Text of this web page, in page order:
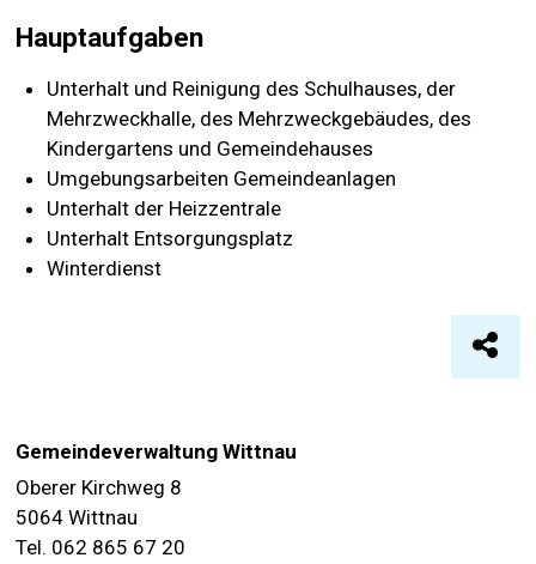
Hauptaufgaben
Unterhalt und Reinigung des Schulhauses, der
Mehrzweckhalle, des Mehrzweckgebäudes, des
Kindergartens und Gemeindehauses
Umgebungsarbeiten Gemeindeanlagen
Unterhalt der Heizzentrale
Unterhalt Entsorgungsplatz
Winterdienst
FOOTER
Gemeindeverwaltung Wittnau
Oberer Kirchweg 8
5064 Wittnau
Tel. 062 865 67 20